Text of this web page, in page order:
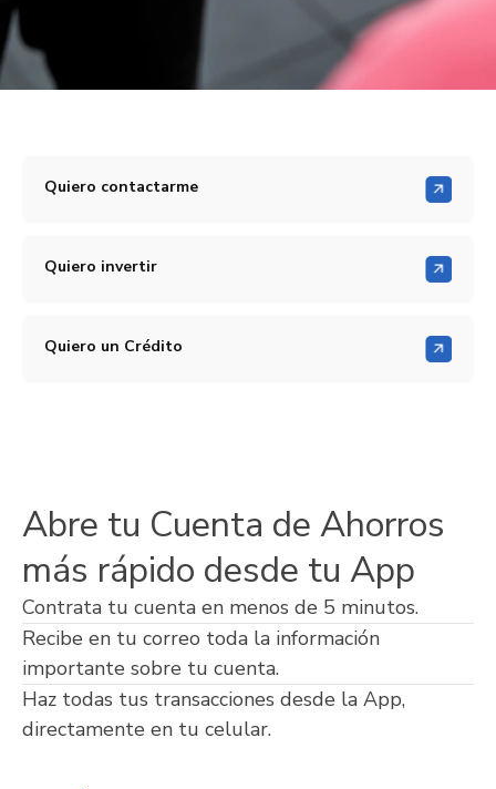
Quiero contactarme
Quiero invertir
Quiero un Crédito
Abre tu Cuenta de Ahorros
más rápido desde tu App
Contrata tu cuenta en menos de 5 minutos.
Recibe en tu correo toda la información
importante sobre tu cuenta.
Haz todas tus transacciones desde la App,
directamente en tu celular.